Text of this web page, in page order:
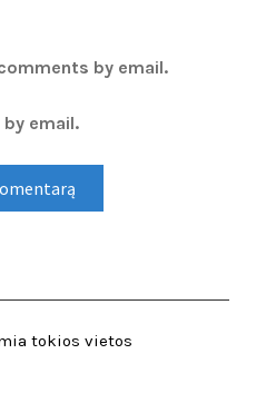
by email.
email.
tokios vietos